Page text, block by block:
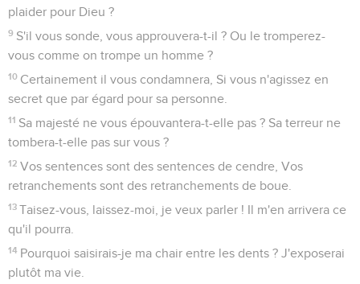
plaider pour Dieu ?
9 S'il vous sonde, vous approuvera-t-il ? Ou le tromperez-
vous comme on trompe un homme ?
10 Certainement il vous condamnera, Si vous n'agissez en
secret que par égard pour sa personne.
11 Sa majesté ne vous épouvantera-t-elle pas ? Sa terreur ne
tombera-t-elle pas sur vous ?
12 Vos sentences sont des sentences de cendre, Vos
retranchements sont des retranchements de boue.
13 Taisez-vous, laissez-moi, je veux parler ! Il m'en arrivera ce
qu'il pourra.
14 Pourquoi saisirais-je ma chair entre les dents ? J'exposerai
plutôt ma vie.